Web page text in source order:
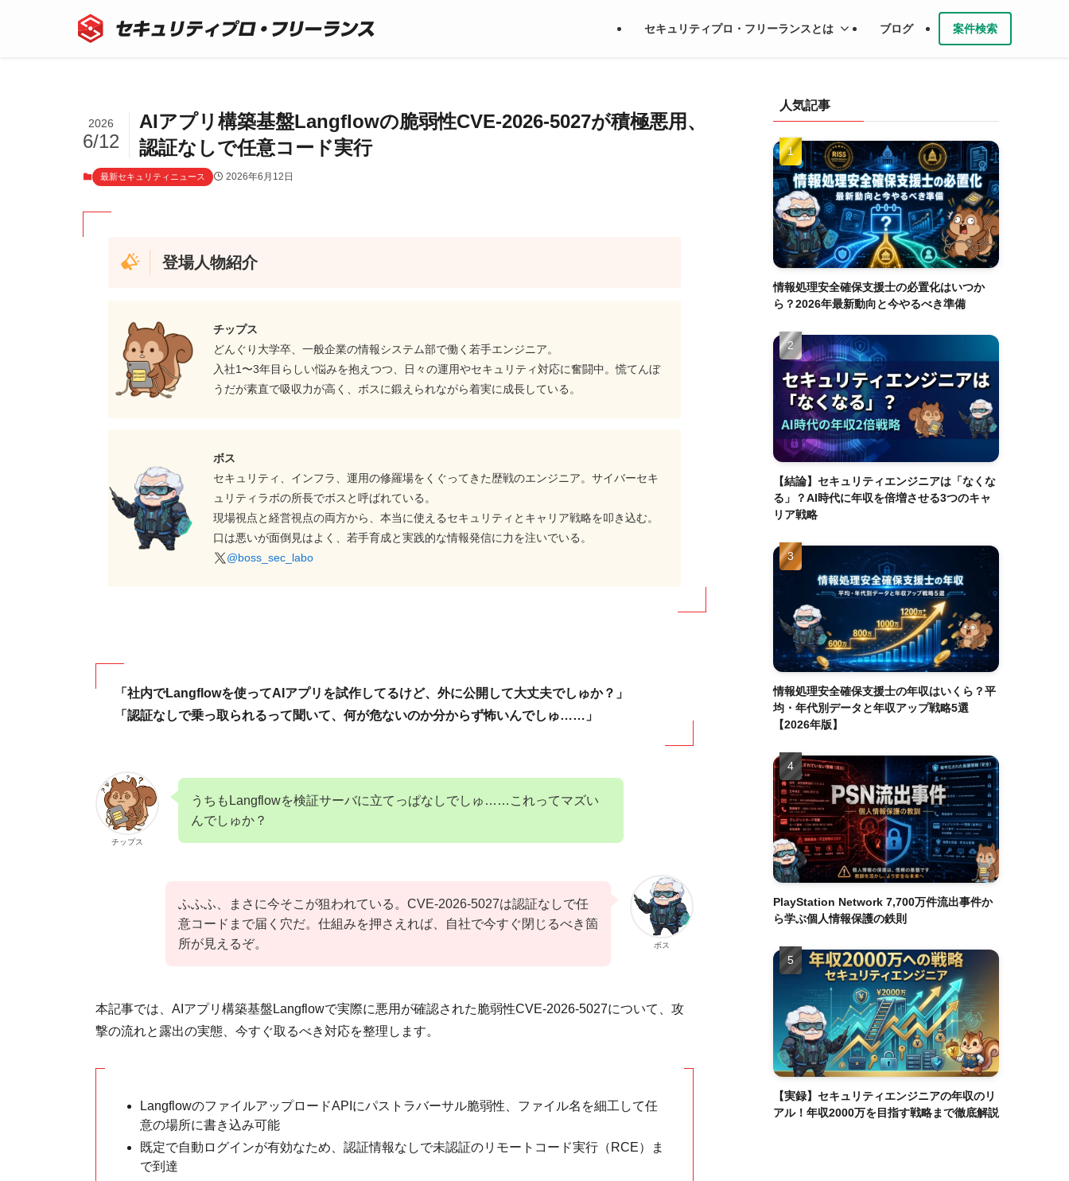
セキュリティプロ・フリーランスとは ブログ 案件検索
AIアプリ構築基盤Langflowの脆弱性CVE-2026-5027が積極悪用、
認証なしで任意コード実行
2026
6/12
最新セキュリティニュース 2026年6月12日
登場人物紹介
チップス
どんぐり大学卒、一般企業の情報システム部で働く若手エンジニア。
入社1〜3年目らしい悩みを抱えつつ、日々の運用やセキュリティ対応に奮闘中。慌てんぼ
うだが素直で吸収力が高く、ボスに鍛えられながら着実に成長している。
ボス
セキュリティ、インフラ、運用の修羅場をくぐってきた歴戦のエンジニア。サイバーセキ
ュリティラボの所長でボスと呼ばれている。
現場視点と経営視点の両方から、本当に使えるセキュリティとキャリア戦略を叩き込む。
口は悪いが面倒見はよく、若手育成と実践的な情報発信に力を注いでいる。
@boss_sec_labo
「社内でLangflowを使ってAIアプリを試作してるけど、外に公開して大丈夫でしゅか？」
「認証なしで乗っ取られるって聞いて、何が危ないのか分からず怖いんでしゅ……」
チップス
うちもLangflowを検証サーバに立てっぱなしでしゅ……これってマズい
んでしゅか？
ボス
ふふふ、まさに今そこが狙われている。CVE-2026-5027は認証なしで任
意コードまで届く穴だ。仕組みを押さえれば、自社で今すぐ閉じるべき箇
所が見えるぞ。
本記事では、AIアプリ構築基盤Langflowで実際に悪用が確認された脆弱性CVE-2026-5027について、攻
撃の流れと露出の実態、今すぐ取るべき対応を整理します。
LangflowのファイルアップロードAPIにパストラバーサル脆弱性、ファイル名を細工して任
意の場所に書き込み可能
既定で自動ログインが有効なため、認証情報なしで未認証のリモートコード実行（RCE）ま
で到達
人気記事
情報処理安全確保支援士の必置化はいつか
ら？2026年最新動向と今やるべき準備
【結論】セキュリティエンジニアは「なくな
る」？AI時代に年収を倍増させる3つのキャ
リア戦略
情報処理安全確保支援士の年収はいくら？平
均・年代別データと年収アップ戦略5選
【2026年版】
PlayStation Network 7,700万件流出事件か
ら学ぶ個人情報保護の鉄則
【実録】セキュリティエンジニアの年収のリ
アル！年収2000万を目指す戦略まで徹底解説